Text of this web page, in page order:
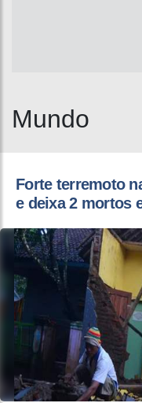
Mundo
Forte terremoto
e deixa 2 mortos